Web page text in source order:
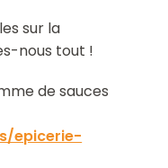
sur la
nous tout !
de sauces
epicerie-